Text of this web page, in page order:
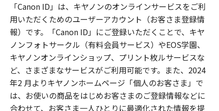
「Canon ID」は、キヤノンのオンラインサービスをご利
用いただくためのユーザーアカウント（お客さま登録情
報）です。「Canon ID」にご登録いただくことで、キヤ
ノンフォトサークル（有料会員サービス）やEOS学園、
キヤノンオンラインショップ、プリント枚ルサービスな
ど、さまざまなサービスがご利用可能です。また、2024
年2 月よりキヤノンホームページ「個人のお客さま」で
は、お使いの商品をはじめお客さまのご登録情報などに
合わせて、お客さま一人ひとりに最適化された情報を提